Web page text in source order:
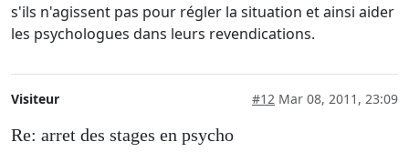
s'ils n'agissent pas pour régler la situation et ainsi aider
les psychologues dans leurs revendications.
Visiteur #12 Mar 08, 2011, 23:09
Re: arret des stages en psycho